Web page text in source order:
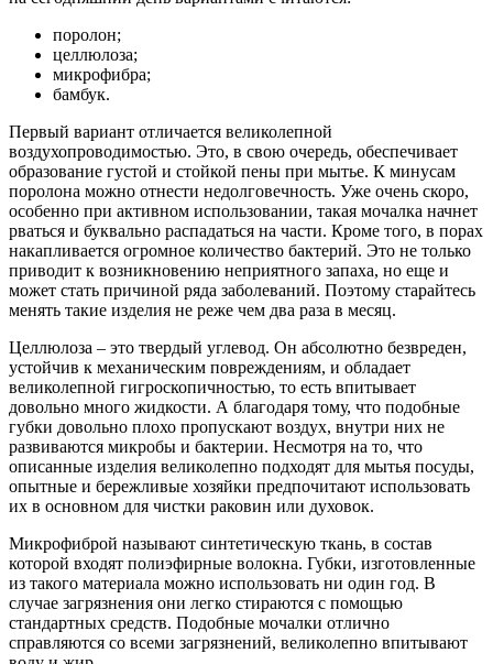
поролон;
целлюлоза;
микрофибра;
бамбук.
Первый вариант отличается великолепной
воздухопроводимостью. Это, в свою очередь, обеспечивает
образование густой и стойкой пены при мытье. К минусам
поролона можно отнести недолговечность. Уже очень скоро,
особенно при активном использовании, такая мочалка начнет
рваться и буквально распадаться на части. Кроме того, в порах
накапливается огромное количество бактерий. Это не только
приводит к возникновению неприятного запаха, но еще и
может стать причиной ряда заболеваний. Поэтому старайтесь
менять такие изделия не реже чем два раза в месяц.
Целлюлоза – это твердый углевод. Он абсолютно безвреден,
устойчив к механическим повреждениям, и обладает
великолепной гигроскопичностью, то есть впитывает
довольно много жидкости. А благодаря тому, что подобные
губки довольно плохо пропускают воздух, внутри них не
развиваются микробы и бактерии. Несмотря на то, что
описанные изделия великолепно подходят для мытья посуды,
опытные и бережливые хозяйки предпочитают использовать
их в основном для чистки раковин или духовок.
Микрофиброй называют синтетическую ткань, в состав
которой входят полиэфирные волокна. Губки, изготовленные
из такого материала можно использовать ни один год. В
случае загрязнения они легко стираются с помощью
стандартных средств. Подобные мочалки отлично
справляются со всеми загрязнений, великолепно впитывают